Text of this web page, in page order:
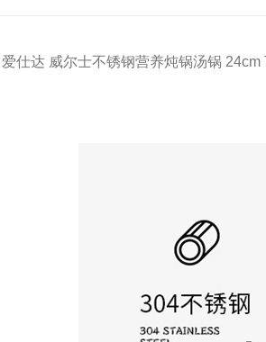
爱仕达 威尔士不锈钢营养炖锅汤锅